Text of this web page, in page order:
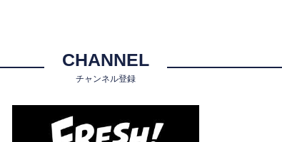
CHANNEL
チャンネル登録